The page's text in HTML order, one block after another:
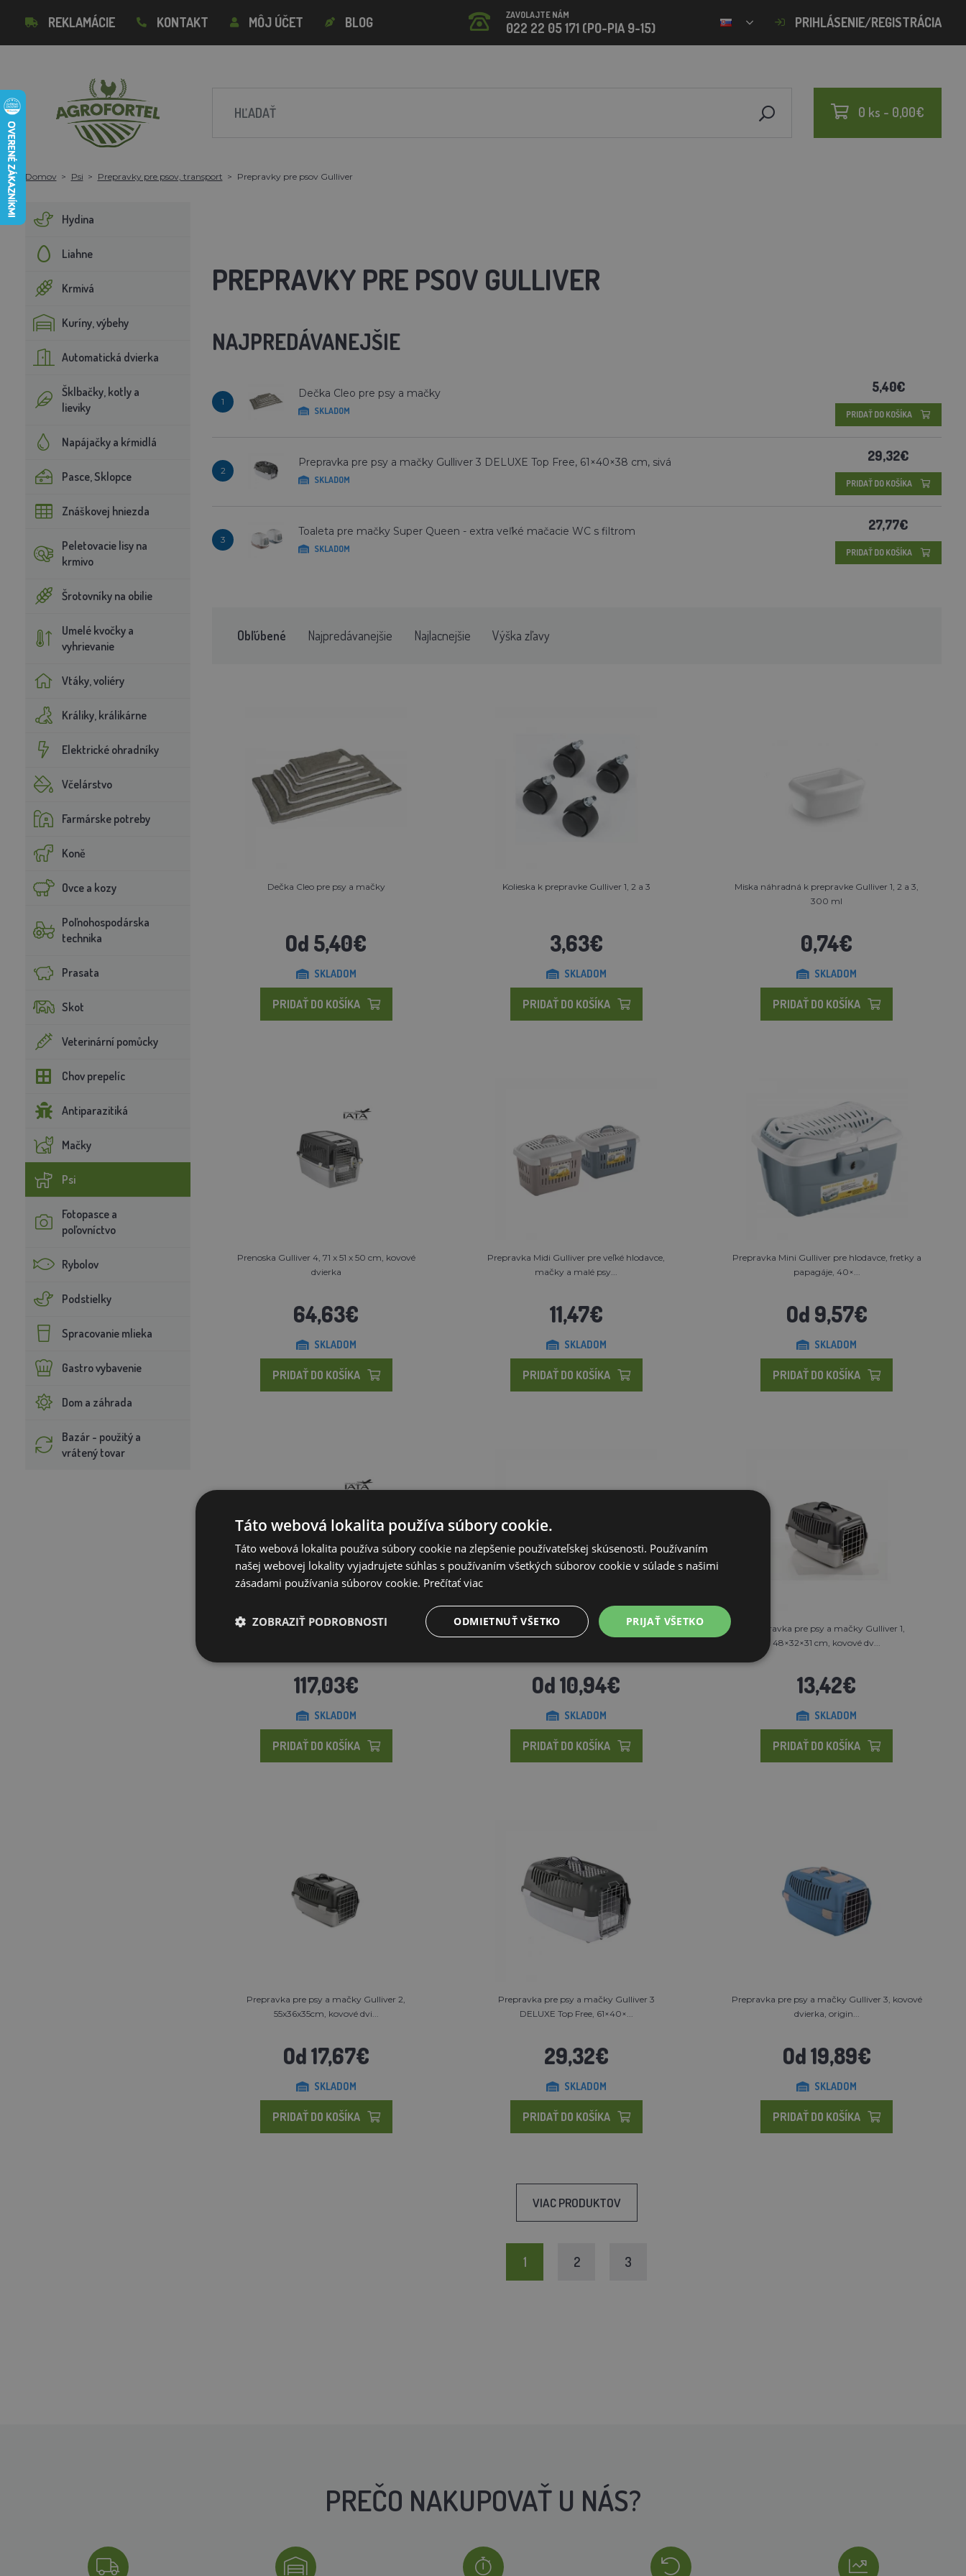
REKLAMÁCIE KONTAKT MÔJ ÚČET BLOG ZAVOLAJTE NÁM
022 22 05 171 (PO-PIA 9-15) PRIHLÁSENIE/REGISTRÁCIA
0 ks - 0,00€
Domov Psi Prepravky pre psov, transport Prepravky pre psov Gulliver
Hydina
Liahne
Krmivá
Kuríny, výbehy
Automatická dvierka
Šklbačky, kotly a
lieviky
Napájačky a kŕmidlá
Pasce, Sklopce
Znáškovej hniezda
Peletovacie lisy na
krmivo
Šrotovníky na obilie
Umelé kvočky a
vyhrievanie
Vtáky, voliéry
Králiky, králikárne
Elektrické ohradníky
Včelárstvo
Farmárske potreby
Koně
Ovce a kozy
Poľnohospodárska
technika
Prasata
Skot
Veterinární pomůcky
Chov prepelíc
Antiparazitiká
Mačky
Psi
Fotopasce a
poľovníctvo
Rybolov
Podstielky
Spracovanie mlieka
Gastro vybavenie
Dom a záhrada
Bazár - použitý a
vrátený tovar
PREPRAVKY PRE PSOV GULLIVER
NAJPREDÁVANEJŠIE
1
Dečka Cleo pre psy a mačky
SKLADOM
5,40€
PRIDAŤ DO KOŠÍKA
2
Prepravka pre psy a mačky Gulliver 3 DELUXE Top Free, 61×40×38 cm, sivá
SKLADOM
29,32€
PRIDAŤ DO KOŠÍKA
3
Toaleta pre mačky Super Queen - extra veľké mačacie WC s filtrom
SKLADOM
27,77€
PRIDAŤ DO KOŠÍKA
Obľúbené Najpredávanejšie Najlacnejšie Výška zľavy
Dečka Cleo pre psy a mačky
Od 5,40€
SKLADOM
PRIDAŤ DO KOŠÍKA
Kolieska k prepravke Gulliver 1, 2 a 3
3,63€
SKLADOM
PRIDAŤ DO KOŠÍKA
Miska náhradná k prepravke Gulliver 1, 2 a 3,
300 ml
0,74€
SKLADOM
PRIDAŤ DO KOŠÍKA
Prenoska Gulliver 4, 71 x 51 x 50 cm, kovové
dvierka
64,63€
SKLADOM
PRIDAŤ DO KOŠÍKA
Prepravka Midi Gulliver pre veľké hlodavce,
mačky a malé psy...
11,47€
SKLADOM
PRIDAŤ DO KOŠÍKA
Prepravka Mini Gulliver pre hlodavce, fretky a
papagáje, 40×...
Od 9,57€
SKLADOM
PRIDAŤ DO KOŠÍKA
Prepravka pre psa Gulliver 7, 102 × 72 × 76 cm,
117,03€
SKLADOM
PRIDAŤ DO KOŠÍKA
Prepravka pre psy a mačky Gulliver 1,
Od 10,94€
SKLADOM
PRIDAŤ DO KOŠÍKA
Prepravka pre psy a mačky Gulliver 1,
48×32×31 cm, kovové dv...
13,42€
SKLADOM
PRIDAŤ DO KOŠÍKA
Prepravka pre psy a mačky Gulliver 2,
55x36x35cm, kovové dvi...
Od 17,67€
SKLADOM
PRIDAŤ DO KOŠÍKA
Prepravka pre psy a mačky Gulliver 3
DELUXE Top Free, 61×40×...
29,32€
SKLADOM
PRIDAŤ DO KOŠÍKA
Prepravka pre psy a mačky Gulliver 3, kovové
dvierka, origin...
Od 19,89€
SKLADOM
PRIDAŤ DO KOŠÍKA
VIAC PRODUKTOV
1 2 3
PREČO NAKUPOVAŤ U NÁS?
Táto webová lokalita používa súbory cookie.
Táto webová lokalita používa súbory cookie na zlepšenie používateľskej skúsenosti. Používaním
našej webovej lokality vyjadrujete súhlas s používaním všetkých súborov cookie v súlade s našimi
zásadami používania súborov cookie. Prečítať viac
PRIJAŤ VŠETKO
ODMIETNUŤ VŠETKO
ZOBRAZIŤ PODROBNOSTI